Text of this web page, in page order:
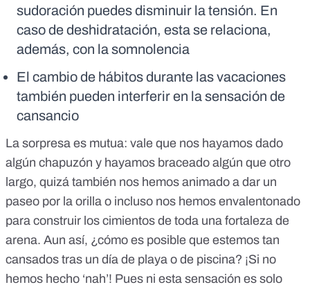
sudoración puedes disminuir la tensión. En
caso de deshidratación, esta se relaciona,
además, con la somnolencia
El cambio de hábitos durante las vacaciones
también pueden interferir en la sensación de
cansancio
La sorpresa es mutua: vale que nos hayamos dado
algún chapuzón y hayamos braceado algún que otro
largo, quizá también nos hemos animado a dar un
paseo por la orilla o incluso nos hemos envalentonado
para construir los cimientos de toda una fortaleza de
arena. Aun así, ¿cómo es posible que estemos tan
cansados tras un día de playa o de piscina? ¡Si no
hemos hecho ‘nah’! Pues ni esta sensación es solo